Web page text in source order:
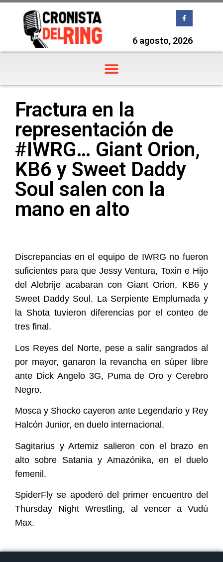
6 agosto, 2026
Fractura en la
representación de
#IWRG… Giant Orion,
KB6 y Sweet Daddy
Soul salen con la
mano en alto
Discrepancias en el equipo de IWRG no fueron
suficientes para que Jessy Ventura, Toxin e Hijo
del Alebrije acabaran con Giant Orion, KB6 y
Sweet Daddy Soul. La Serpiente Emplumada y
la Shota tuvieron diferencias por el conteo de
tres final.
Los Reyes del Norte, pese a salir sangrados al
por mayor, ganaron la revancha en súper libre
ante Dick Angelo 3G, Puma de Oro y Cerebro
Negro.
Mosca y Shocko cayeron ante Legendario y Rey
Halcón Junior, en duelo internacional.
Sagitarius y Artemiz salieron con el brazo en
alto sobre Satania y Amazónika, en el duelo
femenil.
SpiderFly se apoderó del primer encuentro del
Thursday Night Wrestling, al vencer a Vudú
Max.